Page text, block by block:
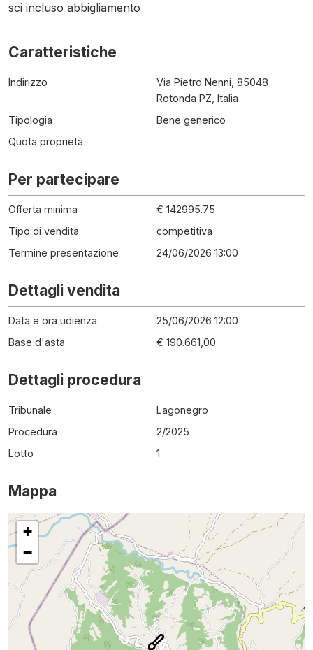
sci incluso abbigliamento
Caratteristiche
Indirizzo
Via Pietro Nenni, 85048
Rotonda PZ, Italia
Tipologia
Bene generico
Quota proprietà
Per partecipare
Offerta minima
€ 142995.75
Tipo di vendita
competitiva
Termine presentazione
24/06/2026 13:00
Dettagli vendita
Data e ora udienza
25/06/2026 12:00
Base d'asta
€ 190.661,00
Dettagli procedura
Tribunale
Lagonegro
Procedura
2/2025
Lotto
1
Mappa
+
−